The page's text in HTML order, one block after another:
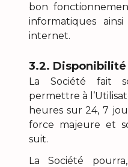
bon
informatiques
internet.
3.2.
La Société fait
permettre à
heures sur 24, 7
force majeure et
suit.
La Société